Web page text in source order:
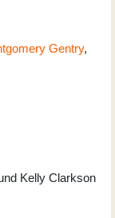
Gentry,
Kelly Clarkson